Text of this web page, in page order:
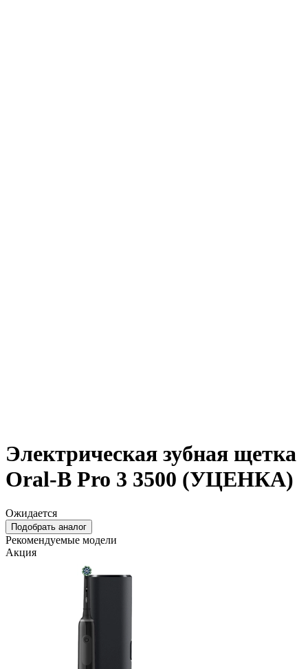
Электрическая зубная щетка
Oral-B Pro 3 3500 (УЦЕНКА)
Ожидается
Подобрать аналог
Рекомендуемые модели
Акция